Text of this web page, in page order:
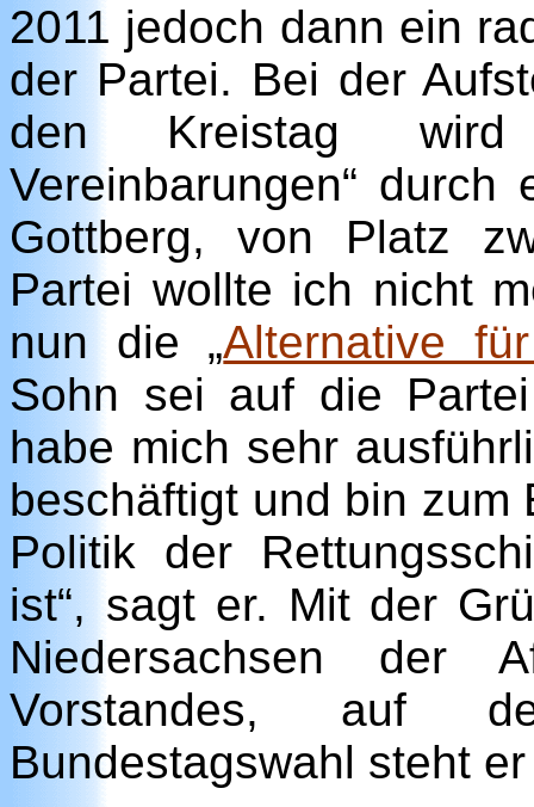
2011 jedoch dann ein
der Partei. Bei der
den Kreistag
Vereinbarungen“ durch
Gottberg, von Platz
Partei wollte ich nicht
nun die „Alternative
Sohn sei auf die
habe mich sehr
beschäftigt und bin zum
Politik der
ist“, sagt er. Mit der
Niedersachsen
Vorstandes, auf
Bundestagswahl steht